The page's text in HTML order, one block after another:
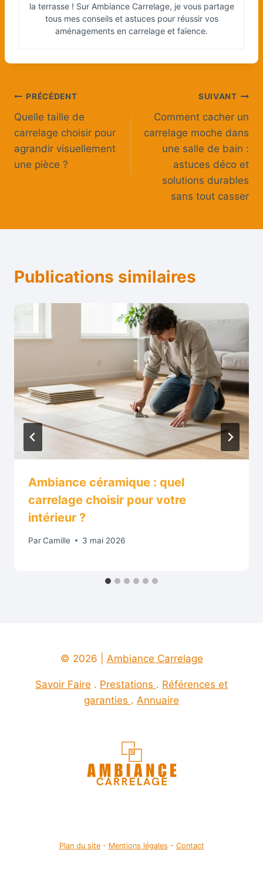
la terrasse ! Sur Ambiance Carrelage, je vous partage
tous mes conseils et astuces pour réussir vos
aménagements en carrelage et faïence.
Navigation
de
l’article
PRÉCÉDENT
Quelle taille de
carrelage choisir pour
agrandir visuellement
une pièce ?
SUIVANT
Comment cacher un
carrelage moche dans
une salle de bain :
astuces déco et
solutions durables
sans tout casser
Publications similaires
Ambiance céramique : quel
carrelage choisir pour votre
intérieur ?
ParCamille 3 mai 2026
© 2026 | Ambiance Carrelage
Savoir Faire . Prestations . Références et
garanties . Annuaire
Plan du site- Mentions légales - Contact